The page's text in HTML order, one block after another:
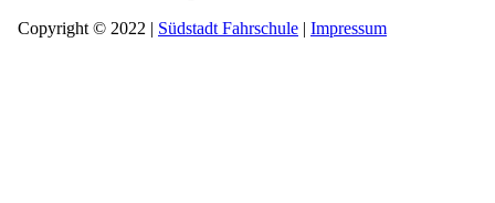
Copyright © 2022 | Südstadt Fahrschule | Impressum